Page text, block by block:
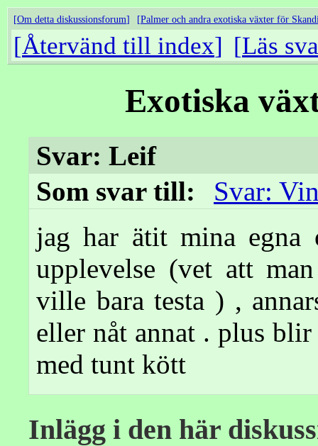
Om detta diskussionsforum Palmer och andra exotiska växter för
Återvänd till index Läs
Exotiska
Svar: Leif
Som svar till:
Svar:
jag har ätit mina
upplevelse (vet att
ville bara testa ) ,
eller nåt annat . plus
med tunt kött
Inlägg i den här